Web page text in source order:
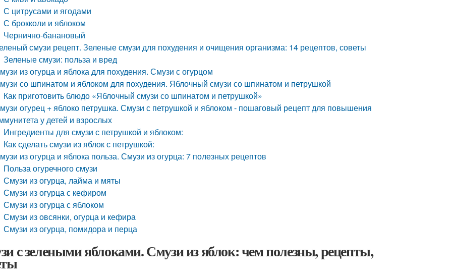
С цитрусами и ягодами
С брокколи и яблоком
Чернично-банановый
смузи рецепт. Зеленые смузи для похудения и очищения организма: 14 рецептов, советы
Зеленые смузи: польза и вред
из огурца и яблока для похудения. Смузи с огурцом
со шпинатом и яблоком для похудения. Яблочный смузи со шпинатом и петрушкой
Как приготовить блюдо «Яблочный смузи со шпинатом и петрушкой»
огурец + яблоко петрушка. Смузи с петрушкой и яблоком - пошаговый рецепт для повышения
у детей и взрослых
Ингредиенты для смузи с петрушкой и яблоком:
Как сделать смузи из яблок с петрушкой:
из огурца и яблока польза. Смузи из огурца: 7 полезных рецептов
Польза огуречного смузи
Смузи из огурца, лайма и мяты
Смузи из огурца с кефиром
Смузи из огурца с яблоком
Смузи из овсянки, огурца и кефира
Смузи из огурца, помидора и перца
с зелеными яблоками. Смузи из яблок: чем полезны, рецепты,